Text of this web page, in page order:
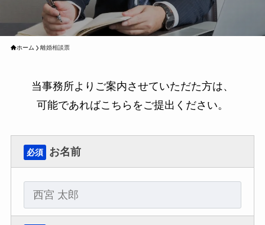
ホーム 離婚相談票
当事務所よりご案内させていただた方は、
可能であればこちらをご提出ください。
必須 お名前